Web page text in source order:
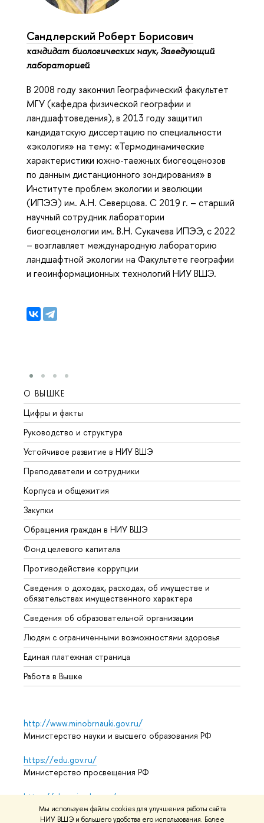
Мы используем файлы cookies для улучшения работы сайта
НИУ ВШЭ и большего удобства его использования. Более
Сандлерский Роберт Борисович
кандидат биологических наук, Заведующий
лабораторией
В 2008 году закончил Географический факультет
МГУ (кафедра физической географии и
ландшафтоведения), в 2013 году защитил
кандидатскую диссертацию по специальности
«экология» на тему: «Термодинамические
характеристики южно-таежных биогеоценозов
по данным дистанционного зондирования» в
Институте проблем экологии и эволюции
(ИПЭЭ) им. А.Н. Северцова. С 2019 г. – старший
научный сотрудник лаборатории
биогеоценологии им. В.Н. Сукачева ИПЭЭ, с 2022
– возглавляет международную лабораторию
ландшафтной экологии на Факультете географии
и геоинформационных технологий НИУ ВШЭ.
О ВЫШКЕ
Цифры и факты
Руководство и структура
Устойчивое развитие в НИУ ВШЭ
Преподаватели и сотрудники
Корпуса и общежития
Закупки
Обращения граждан в НИУ ВШЭ
Фонд целевого капитала
Противодействие коррупции
Сведения о доходах, расходах, об имуществе и
обязательствах имущественного характера
Сведения об образовательной организации
Людям с ограниченными возможностями здоровья
Единая платежная страница
Работа в Вышке
http://www.minobrnauki.gov.ru/
Министерство науки и высшего образования РФ
https://edu.gov.ru/
Министерство просвещения РФ
https://elearning.hse.ru/mooc
Массовые открытые онлайн-курсы